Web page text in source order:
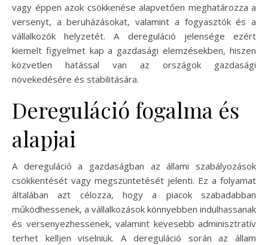
vagy éppen azok csökkenése alapvetően meghatározza a
versenyt, a beruházásokat, valamint a fogyasztók és a
vállalkozók helyzetét. A dereguláció jelensége ezért
kiemelt figyelmet kap a gazdasági elemzésekben, hiszen
közvetlen hatással van az országok gazdasági
növekedésére és stabilitására.
Dereguláció fogalma és
alapjai
A dereguláció a gazdaságban az állami szabályozások
csökkentését vagy megszüntetését jelenti. Ez a folyamat
általában azt célozza, hogy a piacok szabadabban
működhessenek, a vállalkozások könnyebben indulhassanak
és versenyezhessenek, valamint kevesebb adminisztratív
terhet kelljen viselniük. A dereguláció során az állam